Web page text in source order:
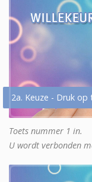
2a. Keuze - Druk
Toets nummer 1 in.
U wordt verbonden